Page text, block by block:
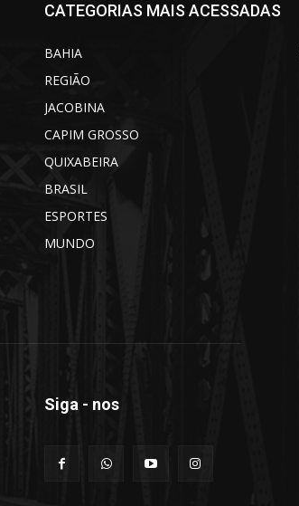
CATEGORIAS MAIS ACESSADAS
BAHIA
REGIÃO
JACOBINA
CAPIM GROSSO
QUIXABEIRA
BRASIL
ESPORTES
MUNDO
Siga - nos